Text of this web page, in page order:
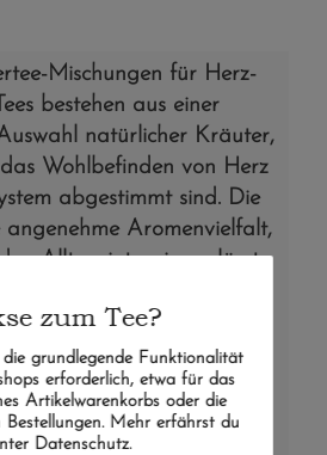
Mischungen für Herz-
bestehen aus einer
natürlicher Kräuter,
Wohlbefinden von Herz
abgestimmt sind. Die
angenehme Aromenvielfalt,
Alltag integrieren lässt.
für Heilkräuter, Marcel
komponiert.
schonend verarbeitet,
Geschmack und den
zum Tee?
grundlegende Funktionalität
erforderlich, etwa für das
Artikelwarenkorbs oder die
Mehr erfährst du
Datenschutz.